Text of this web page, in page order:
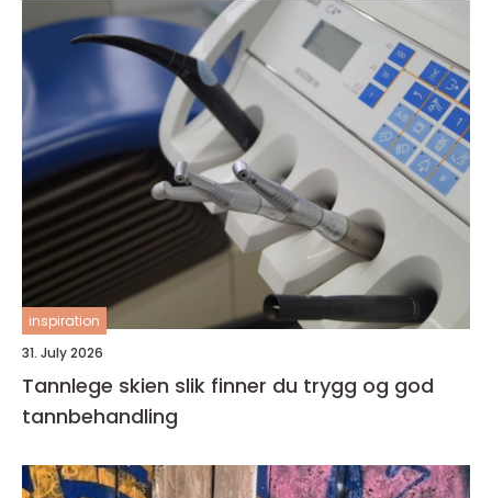
inspiration
31. July 2026
Tannlege skien slik finner du trygg og god
tannbehandling